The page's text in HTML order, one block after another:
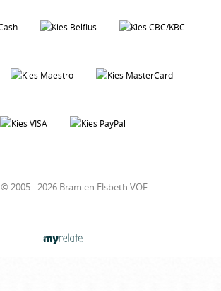
© 2005 - 2026 Bram en Elsbeth VOF